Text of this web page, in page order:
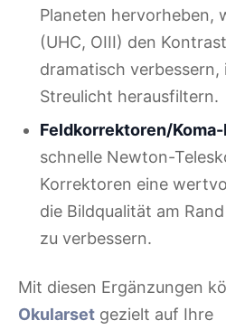
Planeten hervorheben,
(UHC, OIII) den
dramatisch
Streulicht herausfiltern.
Feldkorrektoren/
schnelle Newton-
Korrektoren eine
die Bildqualität am
zu verbessern.
Mit diesen Ergänzungen
Okularset gezielt auf Ihre